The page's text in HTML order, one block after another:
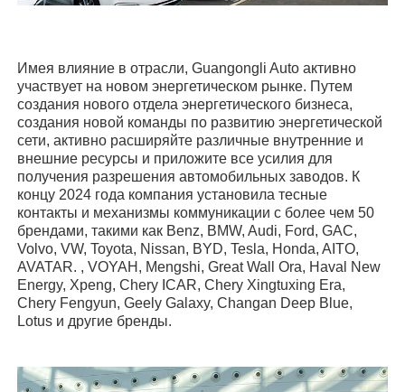
Имея влияние в отрасли, Guangongli Auto активно
участвует на новом энергетическом рынке. Путем
создания нового отдела энергетического бизнеса,
создания новой команды по развитию энергетической
сети, активно расширяйте различные внутренние и
внешние ресурсы и приложите все усилия для
получения разрешения автомобильных заводов. К
концу 2024 года компания установила тесные
контакты и механизмы коммуникации с более чем 50
брендами, такими как Benz, BMW, Audi, Ford, GAC,
Volvo, VW, Toyota, Nissan, BYD, Tesla, Honda, AITO,
AVATAR. , VOYAH, Mengshi, Great Wall Ora, Haval New
Energy, Xpeng, Chery ICAR, Chery Xingtuxing Era,
Chery Fengyun, Geely Galaxy, Changan Deep Blue,
Lotus и другие бренды.